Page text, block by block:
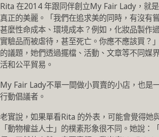
Rita 在2014 年跟同伴創立My Fair Lady，就
真正的美麗。「我們在追求美的同時，有沒有
甚麼性命成本、環境成本？例如，化妝品製作
實驗品而被虐待，甚至死亡。你應不應該買？
的議題，她們透過擺檔、活動、文章等不同媒
活和公平貿易。
My Fair Lady不單一間做小買賣的小店，也是
行動倡議者。
老實說，如果單看Rita 的外表，可能會覺得她
「動物權益人士」的樸素形象很不同。她說：